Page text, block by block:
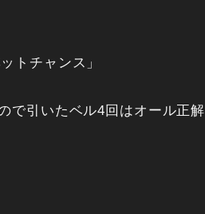
トチャンス」
で引いたベル4回はオール正解